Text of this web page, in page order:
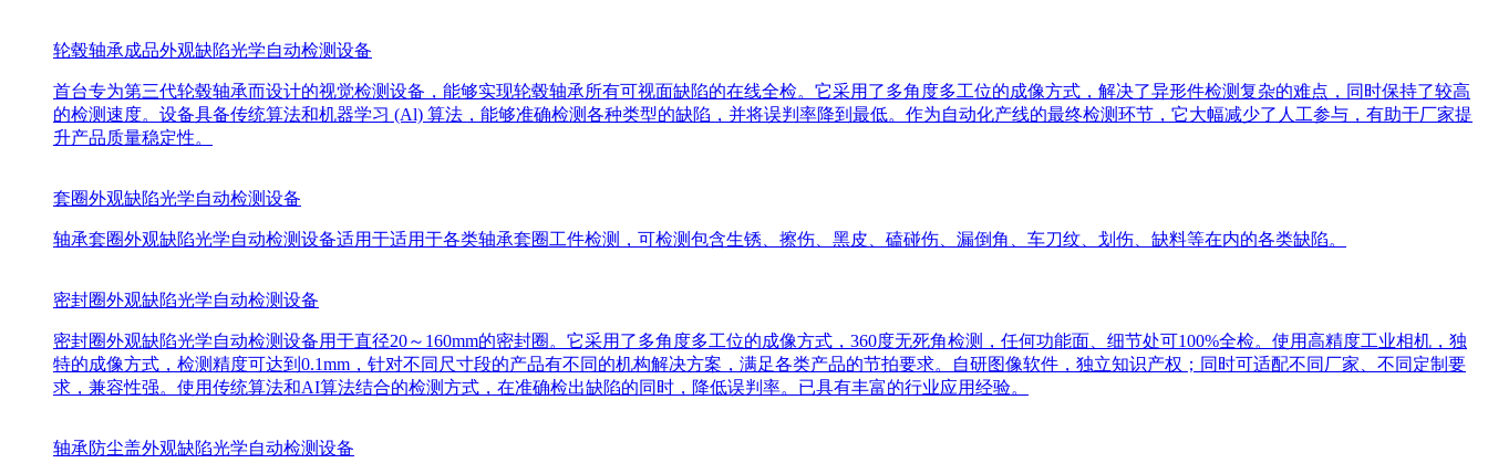
轮毂轴承成品外观缺陷光学自动检测设备
首台专为第三代轮毂轴承而设计的视觉检测设备，能够实现轮毂轴承所有可视面缺陷的在线全检。它采用了多角度多工位的成像方式，解决了异形件检测复杂的难点，同时保持了较高
的检测速度。设备具备传统算法和机器学习 (Al) 算法，能够准确检测各种类型的缺陷，并将误判率降到最低。作为自动化产线的最终检测环节，它大幅减少了人工参与，有助于厂家提
升产品质量稳定性。
套圈外观缺陷光学自动检测设备
轴承套圈外观缺陷光学自动检测设备适用于适用于各类轴承套圈工件检测，可检测包含生锈、擦伤、黑皮、磕碰伤、漏倒角、车刀纹、划伤、缺料等在内的各类缺陷。
密封圈外观缺陷光学自动检测设备
密封圈外观缺陷光学自动检测设备用于直径20～160mm的密封圈。它采用了多角度多工位的成像方式，360度无死角检测，任何功能面、细节处可100%全检。使用高精度工业相机，独
特的成像方式，检测精度可达到0.1mm，针对不同尺寸段的产品有不同的机构解决方案，满足各类产品的节拍要求。自研图像软件，独立知识产权；同时可适配不同厂家、不同定制要
求，兼容性强。使用传统算法和AI算法结合的检测方式，在准确检出缺陷的同时，降低误判率。已具有丰富的行业应用经验。
轴承防尘盖外观缺陷光学自动检测设备